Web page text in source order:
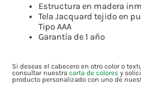
Estructura en madera
Tela Jacquard tejido en
Tipo AAA
Garantía de 1 año
Si deseas el cabecero en otro color o
consultar nuestra carta de colores y
producto personalizado con uno de